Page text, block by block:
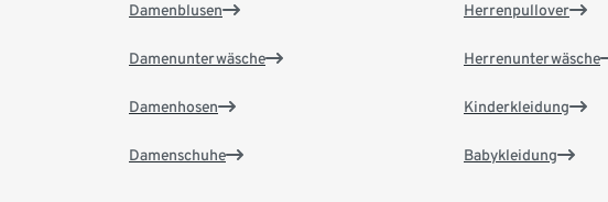
Damenblusen
Damenunterwäsche
Damenhosen
Damenschuhe
Herrenpullover
Herrenunterwäsche
Kinderkleidung
Babykleidung